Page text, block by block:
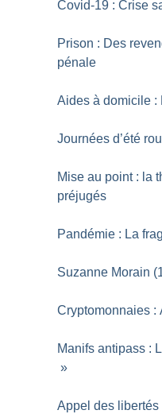
Covid-19 : Crise
Prison : Des
pénale
Aides à domicile :
Journées d’été
Mise au point : la
préjugés
Pandémie : La
Suzanne Morain
Cryptomonnaies :
Manifs antipass :
»
Appel des